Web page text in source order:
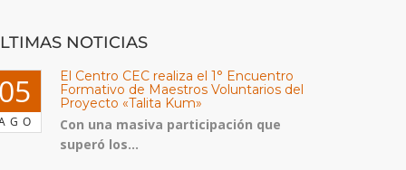
NOTICIAS
El Centro CEC realiza el 1° Encuentro
Formativo de Maestros Voluntarios del
Proyecto «Talita Kum»
Con una masiva participación que
superó los...